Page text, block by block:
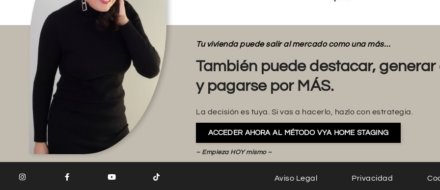
Tu vivienda puede salir al mercado como una más…
También puede destacar, generar
y pagarse por MÁS.
La decisión es tuya. Si vas a hacerlo, hazlo con estrategia.
ACCEDER AHORA AL MÉTODO VYA HOME STAGING
– Empieza HOY mismo –
Aviso Legal Privacidad